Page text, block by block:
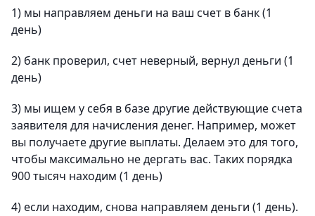
1) мы направляем деньги на ваш счет в банк (1
день)
2) банк проверил, счет неверный, вернул деньги (1
день)
3) мы ищем у себя в базе другие действующие счета
заявителя для начисления денег. Например, может
вы получаете другие выплаты. Делаем это для того,
чтобы максимально не дергать вас. Таких порядка
900 тысяч находим (1 день)
4) если находим, снова направляем деньги (1 день).